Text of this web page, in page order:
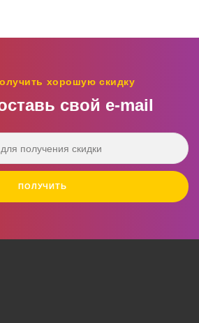
хорошую скидку
свой e‑mail
ПОЛУЧИТЬ